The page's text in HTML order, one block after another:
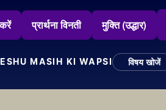
प्रार्थना विनती मुक्ति (उद्धार)
MASIH KI WAPSI विषय खोजें